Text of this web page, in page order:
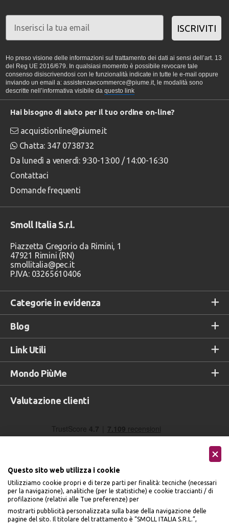
ISCRIVITI
Ho preso visione delle informazioni sul trattamento dei dati ai sensi dell’art. 13
del Reg UE 2016/679. In qualsiasi momento è possibile revocare tale
consenso disiscrivendosi con le funzionalità indicate in tutte le e-mail oppure
inviando un email a: assistenzaecommerce@piume.it, le modalità sono
descritte nell’informativa visibile da questo link
Categorie in evidenza
Blog
Link Utili
Mondo PiùMe
Hai bisogno di aiuto per il tuo ordine on-line?
acquistionline@piume.it
Chatta: 347 0738732
Da lunedì a venerdì: 9:30-13:00 / 14:00-16:30
Contattaci
Domande frequenti
Smoll Italia S.r.l.
Piazzetta Gregorio da Rimini, 1
47921 Rimini (RN)
smollitalia@pec.it
P.IVA: 03265610406
Valutazione clienti
Seguici sui social
Questo sito web utilizza i cookie
Utilizziamo cookie propri e di terze parti per finalità: tecniche (necessari
per la navigazione), analitiche (per le statistiche) e cookie traccianti / di
profilazione (relativi alle Tue preferenze) per
mostrarti pubblicità personalizzata sulla base della navigazione delle
pagine del sito. Il titolare del trattamento è “SMOLL ITALIA S.R.L.”,